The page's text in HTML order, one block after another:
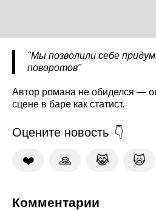
"Мы позволили себе
поворотов"
Автор романа не обиделся —
сцене в баре как статист.
Оцените новость
❤️ 🙏 😹 🙀
Комментарии